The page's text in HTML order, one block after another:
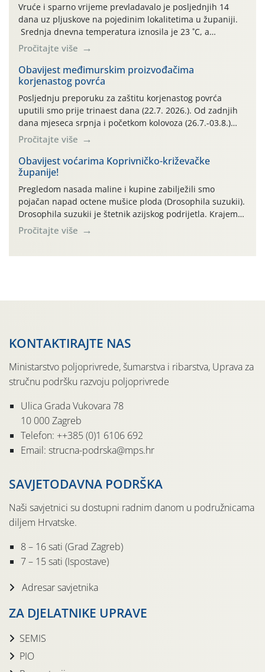
Vruće i sparno vrijeme prevladavalo je posljednjih 14
dana uz pljuskove na pojedinim lokalitetima u županiji.
Srednja dnevna temperatura iznosila je 23 ˚C, a
maksimalne su posljednjih dana dosezale do 35 ˚C.
Simptome plamenjače vinove loze (Plasmoparas
viticola) vidljivi su na zapercima i vršnom mladom lišću.
Kako bi i dalje održali zdravu lisnu masu u zaštiti je
moguće […]
Pročitajte više
Obavijest međimurskim proizvođačima
korjenastog povrća
Posljednju preporuku za zaštitu korjenastog povrća
uputili smo prije trinaest dana (22.7. 2026.). Od zadnjih
dana mjeseca srpnja i početkom kolovoza (26.7.-03.8.)
traje izuzetno nepovoljno meteorološko razdoblje za rast
i razvoj korjenastog povrća: najviše dnevne temperature
zraka zadnjih su devet dana u rasponu 30,7°-38,0°C!
Drugi ovogodišnji “toplinski udar” naročito je izražen
zadnja četiri dana (31.7.-03.8.), […]
Pročitajte više
Obavijest voćarima Koprivničko-križevačke
županije!
Pregledom nasada maline i kupine zabilježili smo
pojačan napad octene mušice ploda (Drosophila suzukii).
Drosophila suzukii je štetnik azijskog podrijetla. Krajem
2010. godine prvi puta je registriran u Hrvatskoj, a u
rujnu 2016. godine na našem su području zabilježene
Pročitajte više
KONTAKTIRAJTE NAS
Ministarstvo poljoprivrede, šumarstva i ribarstva, Uprava za
stručnu podršku razvoju poljoprivrede
Ulica Grada Vukovara 78
10 000 Zagreb
Telefon: ++385 (0)1 6106 692
Email: strucna-podrska@mps.hr
SAVJETODAVNA PODRŠKA
Naši savjetnici su dostupni radnim danom u podružnicama
diljem Hrvatske.
8 – 16 sati (Grad Zagreb)
7 – 15 sati (Ispostave)
Adresar savjetnika
ZA DJELATNIKE UPRAVE
SEMIS
PIO